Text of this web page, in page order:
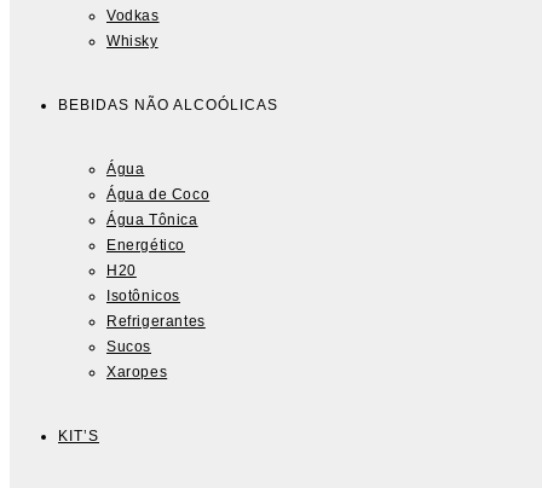
Vodkas
Whisky
BEBIDAS NÃO ALCOÓLICAS
Água
Água de Coco
Água Tônica
Energético
H20
Isotônicos
Refrigerantes
Sucos
Xaropes
KIT’S